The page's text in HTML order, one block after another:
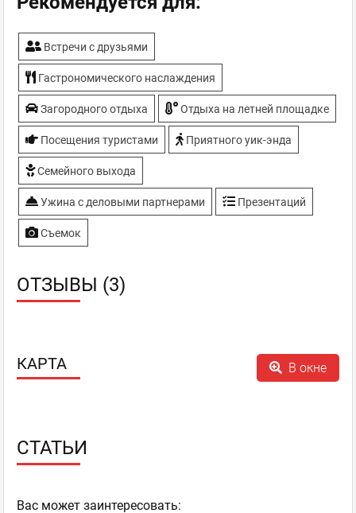
Встречи с друзьями
Гастрономического наслаждения
Загородного отдыха Отдыха на летней площадке
Посещения туристами Приятного уик-энда
Семейного выхода
Ужина с деловыми партнерами Презентаций
Съемок
ОТЗЫВЫ (3)
КАРТА В окне
СТАТЬИ
Ваc может заинтересовать: